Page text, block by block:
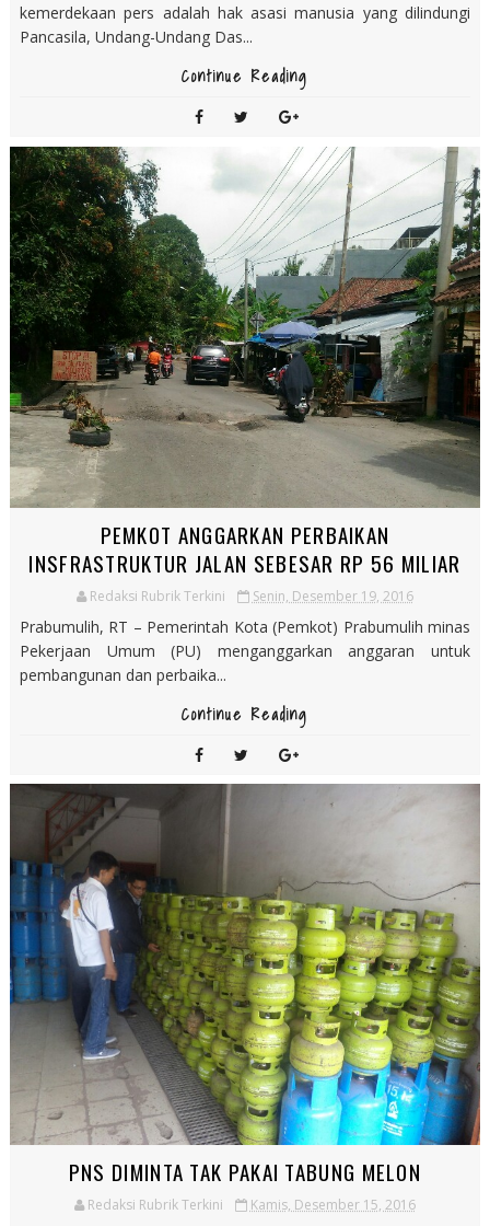
kemerdekaan pers adalah hak asasi manusia yang dilindungi
Pancasila, Undang-Undang Das...
Continue Reading
PEMKOT ANGGARKAN PERBAIKAN
INSFRASTRUKTUR JALAN SEBESAR RP 56 MILIAR
Redaksi Rubrik Terkini Senin, Desember 19, 2016
Prabumulih, RT – Pemerintah Kota (Pemkot) Prabumulih minas
Pekerjaan Umum (PU) menganggarkan anggaran untuk
pembangunan dan perbaika...
Continue Reading
PNS DIMINTA TAK PAKAI TABUNG MELON
Redaksi Rubrik Terkini Kamis, Desember 15, 2016